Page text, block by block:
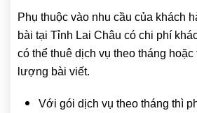
Phụ thuộc vào nhu cầu của khách
bài tại Tỉnh Lai Châu có chi phí
có thể thuê dịch vụ theo tháng
lượng bài viết.
Với gói dịch vụ theo tháng thì